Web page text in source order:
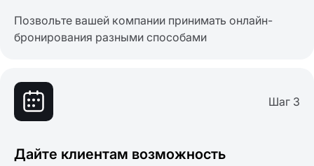
Позвольте вашей компании принимать онлайн-
бронирования разными способами
Шаг 3
Дайте клиентам возможность